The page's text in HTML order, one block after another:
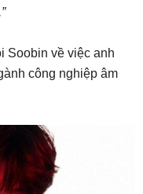
Soobin về việc anh
công nghiệp âm